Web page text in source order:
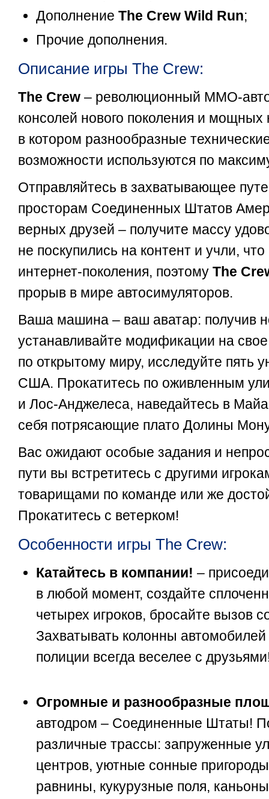
Дополнение The Crew Wild Run;
Прочие дополнения.
Описание игры The Crew:
The Crew – революционный MMO-
консолей нового поколения и мощных
в котором разнообразные
возможности используются по
Отправляйтесь в захватывающее
просторам Соединенных Штатов
верных друзей – получите массу
не поскупились на контент и учли,
интернет-поколения, поэтому The
прорыв в мире автосимуляторов.
Ваша машина – ваш аватар: получив
устанавливайте модификации на
по открытому миру, исследуйте пять
США. Прокатитесь по оживленным
и Лос-Анджелеса, наведайтесь в
себя потрясающие плато Долины
Вас ожидают особые задания и
пути вы встретитесь с другими
товарищами по команде или же
Прокатитесь с ветерком!
Особенности игры The Crew:
Катайтесь в компании! –
в любой момент, создайте
четырех игроков, бросайте вызов
Захватывать колонны автомобилей
полиции всегда веселее с
Огромные и разнообразные
автодром – Соединенные Штаты!
различные трассы: запруженные
центров, уютные сонные
равнины, кукурузные поля,